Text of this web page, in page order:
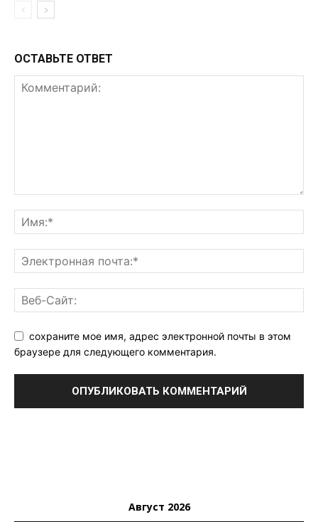
ОСТАВЬТЕ ОТВЕТ
сохраните мое имя, адрес электронной почты в этом
браузере для следующего комментария.
Август 2026